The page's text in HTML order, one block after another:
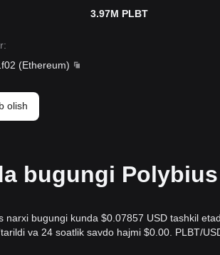
3.97M PLBT
:
(Ethereum)
olish
bugungi
narxi bugungi kunda $0.07857 USD tashkil
va 24 soatlik savdo hajmi $0.00. PLBT/